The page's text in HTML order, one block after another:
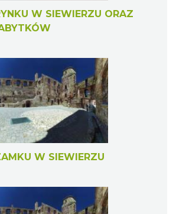
W SIEWIERZU ORAZ
W SIEWIERZU